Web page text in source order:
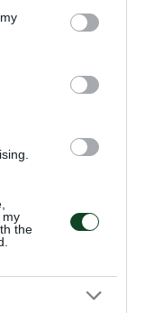
You may click to
third-party tags to
in below Google
my
the